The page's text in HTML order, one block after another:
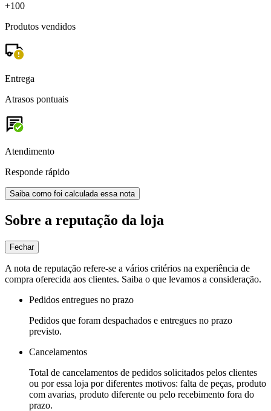
+100
Produtos vendidos
Entrega
Atrasos pontuais
Atendimento
Responde rápido
Saiba como foi calculada essa nota
Sobre a reputação da loja
Fechar
A nota de reputação refere-se a vários critérios na experiência de
compra oferecida aos clientes. Saiba o que levamos a consideração.
Pedidos entregues no prazo
Pedidos que foram despachados e entregues no prazo
previsto.
Cancelamentos
Total de cancelamentos de pedidos solicitados pelos clientes
ou por essa loja por diferentes motivos: falta de peças, produto
com avarias, produto diferente ou pelo recebimento fora do
prazo.